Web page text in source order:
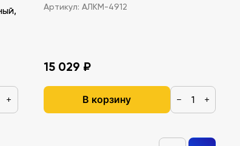
+
Артикул: АЛКМ-4912
15 029 ₽
В корзину − +